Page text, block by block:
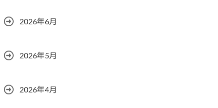
2026年6月
2026年5月
2026年4月